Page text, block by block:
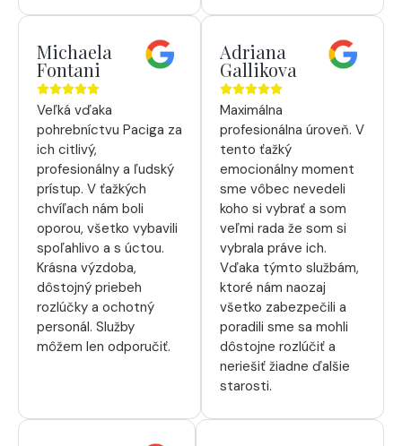
Michaela
Fontani
Veľká vďaka
pohrebníctvu Paciga za
ich citlivý,
profesionálny a ľudský
prístup. V ťažkých
chvíľach nám boli
oporou, všetko vybavili
spoľahlivo a s úctou.
Krásna výzdoba,
dôstojný priebeh
rozlúčky a ochotný
personál. Služby
môžem len odporučiť.
Adriana
Gallikova
Maximálna
profesionálna úroveň. V
tento ťažký
emocionálny moment
sme vôbec nevedeli
koho si vybrať a som
veľmi rada že som si
vybrala práve ich.
Vďaka týmto službám,
ktoré nám naozaj
všetko zabezpečili a
poradili sme sa mohli
dôstojne rozlúčiť a
neriešiť žiadne ďalšie
starosti.